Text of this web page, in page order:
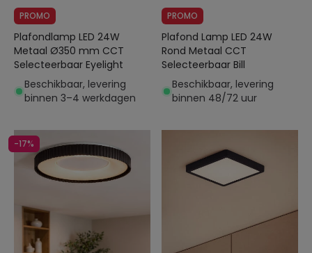
PROMO
Plafondlamp LED 24W
Metaal Ø350 mm CCT
Selecteerbaar Eyelight
Beschikbaar, levering
binnen 3–4 werkdagen
PROMO
Plafond Lamp LED 24W
Rond Metaal CCT
Selecteerbaar Bill
Beschikbaar, levering
binnen 48/72 uur
-17%